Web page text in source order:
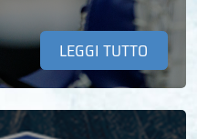
LEGGI TUTTO